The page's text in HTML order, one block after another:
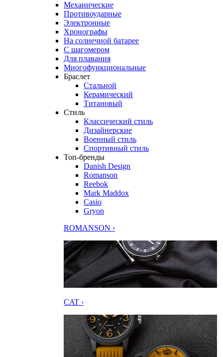
Механические
Противоударные
Электронные
Хронографы
На солнечной батарее
С шагомером
Для плавания
Многофункциональные
Браслет
Стальной
Керамический
Титановый
Стиль
Классический стиль
Дизайнерские
Военный стиль
Спортивный стиль
Топ-бренды
Danish Design
Romanson
Reebok
Mark Maddox
Casio
Gryon
ROMANSON ›
CAT ›